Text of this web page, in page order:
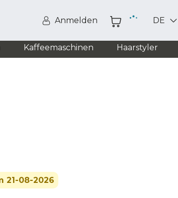
Anmelden DE
Kaffeemaschinen Haarstyler
21-08-2026